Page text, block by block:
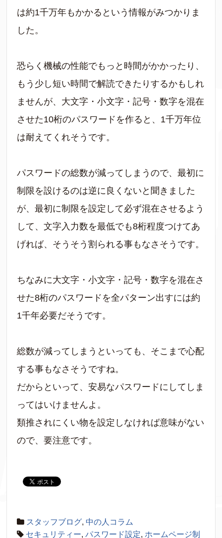
は約1千万年もかかるという情報がみつかりま
した。
恐らく機械の性能でもっと時間がかかったり、
もう少し短い時間で解読できたりするかもしれ
ませんが、大文字・小文字・記号・数字を混在
させた10桁のパスワードを作ると、1千万年位
は耐えてくれそうです。
パスワードの総数が減ってしまうので、最初に
制限を設けるのは逆に良くないと聞きました
が、最初に制限を設定して必ず混在させるよう
して、文字入力数を最低でも8桁程度つけてあ
げれば、そうそう割られる事もなさそうです。
ちなみに大文字・小文字・記号・数字を混在さ
せた8桁のパスワードを全パターン出すには約
1千年必要だそうです。
総数が減ってしまうといっても、そこまで心配
する事もなさそうですね。
だからといって、安易なパスワードにしてしま
ってはいけませんよ。
類推されにくい物を設定しなければ意味がない
ので、要注意です。
スタッフブログ,中の人コラム
セキュリティー,パスワード設定, ホームページ制